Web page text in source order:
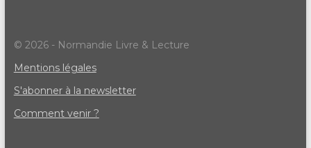
© 2026 - Normandie Livre & Lecture
Mentions légales
S'abonner à la newsletter
Comment venir ?